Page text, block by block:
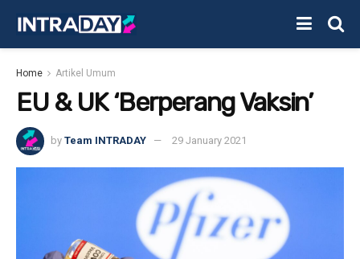
Home Artikel Umum
EU & UK ‘Berperang Vaksin’
by Team INTRADAY 29 January 2021